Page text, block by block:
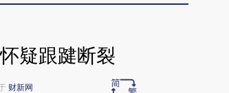
疑跟踺断裂
财新网